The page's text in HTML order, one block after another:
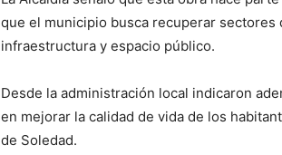
que el municipio busca recuperar
infraestructura y espacio público.
Desde la administración local indicaron
en mejorar la calidad de vida de los
de Soledad.